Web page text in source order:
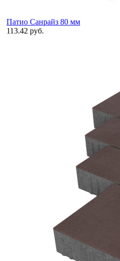
Патио Санрайз 80 мм
113.42 руб.